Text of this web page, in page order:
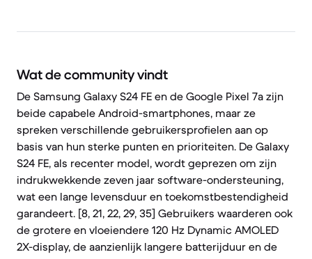
Wat de community vindt
De Samsung Galaxy S24 FE en de Google Pixel 7a zijn
beide capabele Android-smartphones, maar ze
spreken verschillende gebruikersprofielen aan op
basis van hun sterke punten en prioriteiten. De Galaxy
S24 FE, als recenter model, wordt geprezen om zijn
indrukwekkende zeven jaar software-ondersteuning,
wat een lange levensduur en toekomstbestendigheid
garandeert. [8, 21, 22, 29, 35] Gebruikers waarderen ook
de grotere en vloeiendere 120 Hz Dynamic AMOLED
2X-display, de aanzienlijk langere batterijduur en de